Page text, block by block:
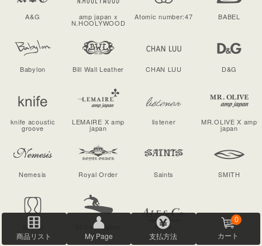
商品リスト My Page 支払方法 カート
0
A&G amp japan x
N.HOOLYWOOD
Atomic number:47 BABEL
Babylon Bill Wall Leather CHAN LUU D&G
knife acoustic
groove
LEMAIRE X amp
japan
listener MR.OLIVE X amp
japan
Nemesis Royal Order Saints SMITH
SOLID St.Christopher home